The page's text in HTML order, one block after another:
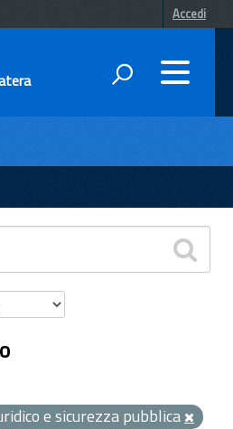
Accedi
e sicurezza pubblica